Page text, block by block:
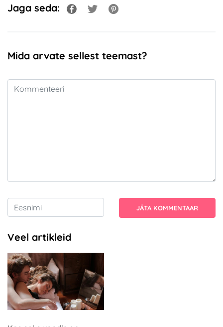
Jaga seda:
Mida arvate sellest teemast?
JÄTA KOMMENTAAR
Veel artikleid